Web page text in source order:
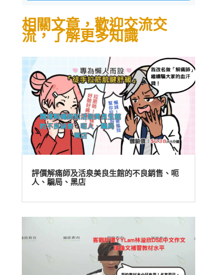
相關文章，歡迎交流交
流，了解更多知識
評價解痛師及活泉美良生館的不良銷售、呃
人、騙局、黑店